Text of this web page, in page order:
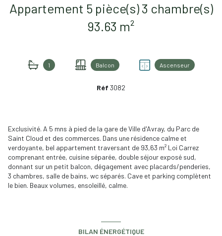
Appartement 5 pièce(s) 3 chambre(s)
93.63 m²
1 Balcon Ascenseur
Réf 3082
Exclusivité. A 5 mns à pied de la gare de Ville d'Avray, du Parc de
Saint Cloud et des commerces. Dans une résidence calme et
verdoyante, bel appartement traversant de 93,63 m² Loi Carrez
comprenant entrée, cuisine séparée, double séjour exposé sud,
donnant sur un petit balcon, dégagement avec placards/penderies,
3 chambres, salle de bains, wc séparés. Cave et parking complètent
le bien. Beaux volumes, ensoleillé, calme.
BILAN ÉNERGÉTIQUE